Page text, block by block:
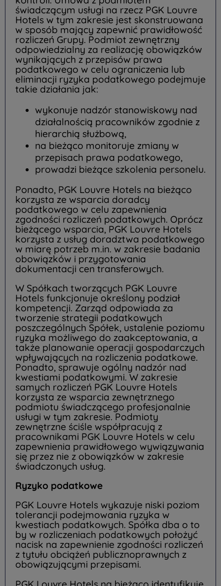
świadczącym usługi na rzecz PGK Louvre
Hotels w tym zakresie jest skonstruowana
w sposób mający zapewnić prawidłowość
rozliczeń Grupy. Podmiot zewnętrzny
odpowiedzialny za realizację obowiązków
wynikających z przepisów prawa
podatkowego w celu ograniczenia lub
eliminacji ryzyka podatkowego podejmuje
takie działania jak:
wykonuje nadzór stanowiskowy nad
działalnością pracowników zgodnie z
hierarchią służbową,
na bieżąco monitoruje zmiany w
przepisach prawa podatkowego,
prowadzi bieżące szkolenia personelu.
Ponadto, PGK Louvre Hotels na bieżąco
korzysta ze wsparcia doradcy
podatkowego w celu zapewnienia
zgodności rozliczeń podatkowych. Oprócz
bieżącego wsparcia, PGK Louvre Hotels
korzysta z usług doradztwa podatkowego
w miarę potrzeb m.in. w zakresie badania
obowiązków i przygotowania
dokumentacji cen transferowych.
W Spółkach tworzących PGK Louvre
Hotels funkcjonuje określony podział
kompetencji. Zarząd odpowiada za
tworzenie strategii podatkowych
poszczególnych Spółek, ustalenie poziomu
ryzyka możliwego do zaakceptowania, a
także planowanie operacji gospodarczych
wpływających na rozliczenia podatkowe.
Ponadto, sprawuje ogólny nadzór nad
kwestiami podatkowymi. W zakresie
samych rozliczeń PGK Louvre Hotels
korzysta ze wsparcia zewnętrznego
podmiotu świadczącego profesjonalnie
usługi w tym zakresie. Podmioty
zewnętrzne ściśle współpracują z
pracownikami PGK Louvre Hotels w celu
zapewnienia prawidłowego wywiązywania
się przez nie z obowiązków w zakresie
świadczonych usług.
Ryzyko podatkowe
PGK Louvre Hotels wykazuje niski poziom
tolerancji podejmowania ryzyka w
kwestiach podatkowych. Spółka dba o to
by w rozliczeniach podatkowych położyć
nacisk na zapewnienie zgodności rozliczeń
z tytułu obciążeń publicznoprawnych z
obowiązującymi przepisami.